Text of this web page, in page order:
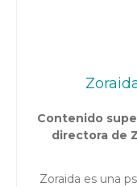
Contenido
directora de
Zoraida es una